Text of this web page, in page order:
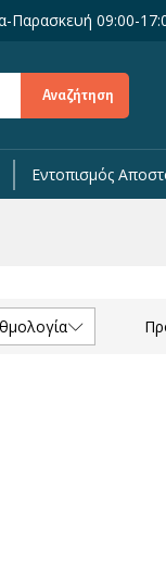
Παρασκευή 09:00-
Αναζήτηση
Εντοπισμός